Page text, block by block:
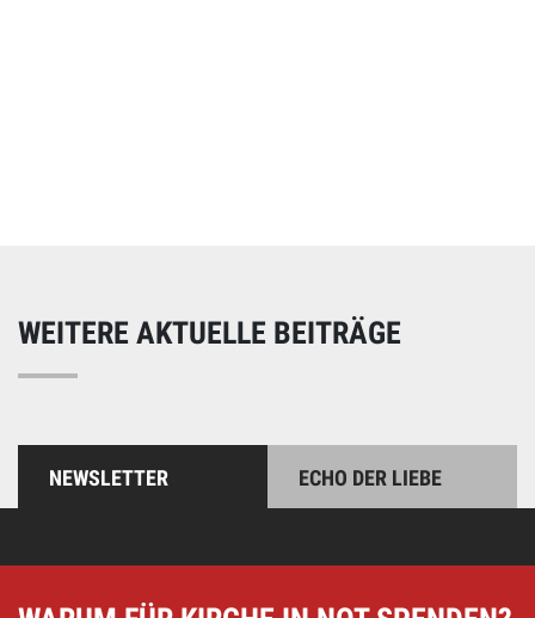
WEITERE AKTUELLE BEITRÄGE
NEWSLETTER ECHO DER LIEBE